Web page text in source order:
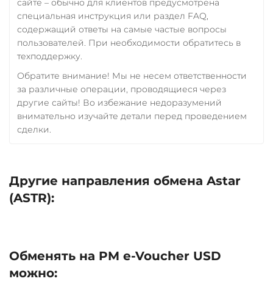
сайте – обычно для клиентов предусмотрена
специальная инструкция или раздел FAQ,
содержащий ответы на самые частые вопросы
пользователей. При необходимости обратитесь в
техподдержку.
Обратите внимание! Мы не несем ответственности
за различные операции, проводящиеся через
другие сайты! Во избежание недоразумений
внимательно изучайте детали перед проведением
сделки.
Другие направления обмена Astar
(ASTR):
Обменять на PM e-Voucher USD
можно: